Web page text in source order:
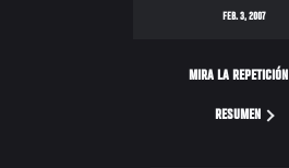
FEB. 3, 2007
MIRA LA REPETICIÓN
RESUMEN